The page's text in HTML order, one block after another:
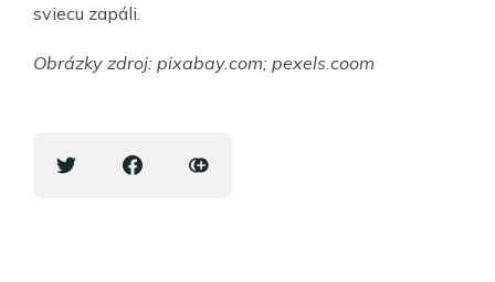
sviecu zapáli.
Obrázky zdroj: pixabay.com; pexels.coom